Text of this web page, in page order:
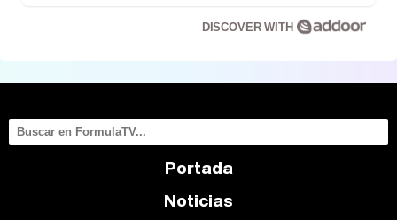
DISCOVER WITH
Portada
Noticias